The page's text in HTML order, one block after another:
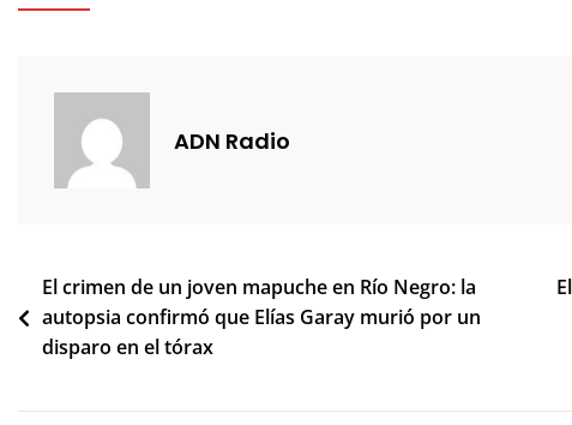
ADN Radio
Navegación
de
entradas
El crimen de un joven mapuche en Río Negro: la
autopsia confirmó que Elías Garay murió por un
disparo en el tórax